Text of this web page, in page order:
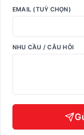
EMAIL (TUỲ CHỌN)
NHU CẦU / CÂU HỎI